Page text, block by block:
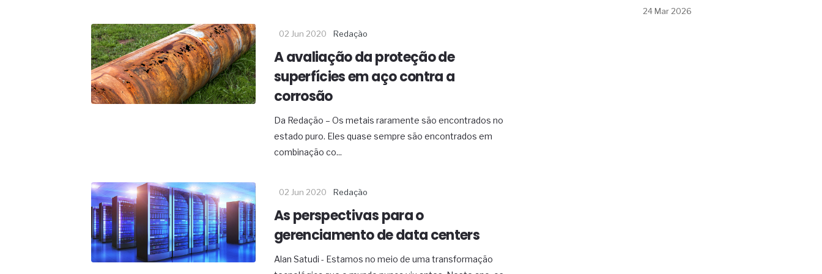
02 Jun 2020 Redação
A avaliação da proteção de
superfícies em aço contra a
corrosão
Da Redação – Os metais raramente são encontrados no
estado puro. Eles quase sempre são encontrados em
combinação co...
02 Jun 2020 Redação
As perspectivas para o
gerenciamento de data centers
Alan Satudi - Estamos no meio de uma transformação
24 Mar 2026